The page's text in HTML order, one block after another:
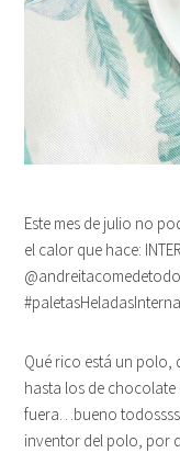
Este mes de julio no
el calor que hace:
Qué rico está un polo,
hasta los de
fuera…bueno
inventor del polo, por